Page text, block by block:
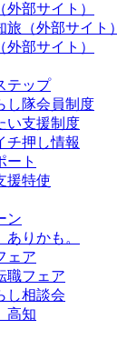
部サイト）
旅（外部サイト）
外部サイト）
テップ
し隊会員制度
い支援制度
チ押し情報
ート
援特使
ン
りかも。
ェア
職フェア
し相談会
高知